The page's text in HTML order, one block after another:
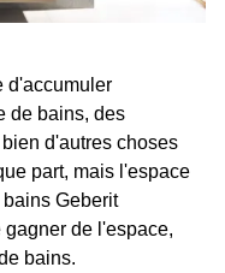
d'accumuler
de bains, des
d'autres choses
part, mais l'espace
Geberit
gagner de l'espace,
bains.